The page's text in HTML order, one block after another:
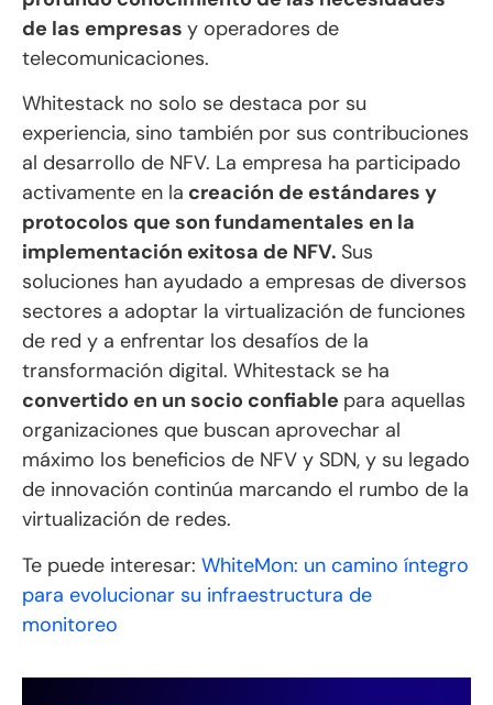
de las empresas y operadores de
telecomunicaciones.
Whitestack no solo se destaca por su
experiencia, sino también por sus contribuciones
al desarrollo de NFV. La empresa ha participado
activamente en la creación de estándares y
protocolos que son fundamentales en la
implementación exitosa de NFV. Sus
soluciones han ayudado a empresas de diversos
sectores a adoptar la virtualización de funciones
de red y a enfrentar los desafíos de la
transformación digital. Whitestack se ha
convertido en un socio confiable para aquellas
organizaciones que buscan aprovechar al
máximo los beneficios de NFV y SDN, y su legado
de innovación continúa marcando el rumbo de la
virtualización de redes.
Te puede interesar: WhiteMon: un camino íntegro
para evolucionar su infraestructura de
monitoreo